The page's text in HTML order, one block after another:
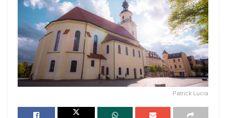
Patrick Lucia